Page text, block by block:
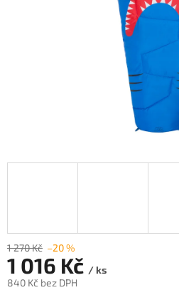
1 270 Kč –20 %
1 016 Kč / ks
840 Kč bez DPH